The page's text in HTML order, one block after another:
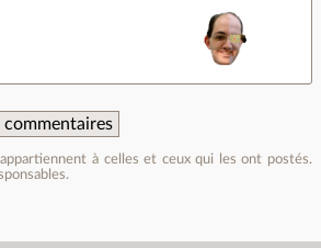
commentaires
à celles et ceux qui les ont postés.